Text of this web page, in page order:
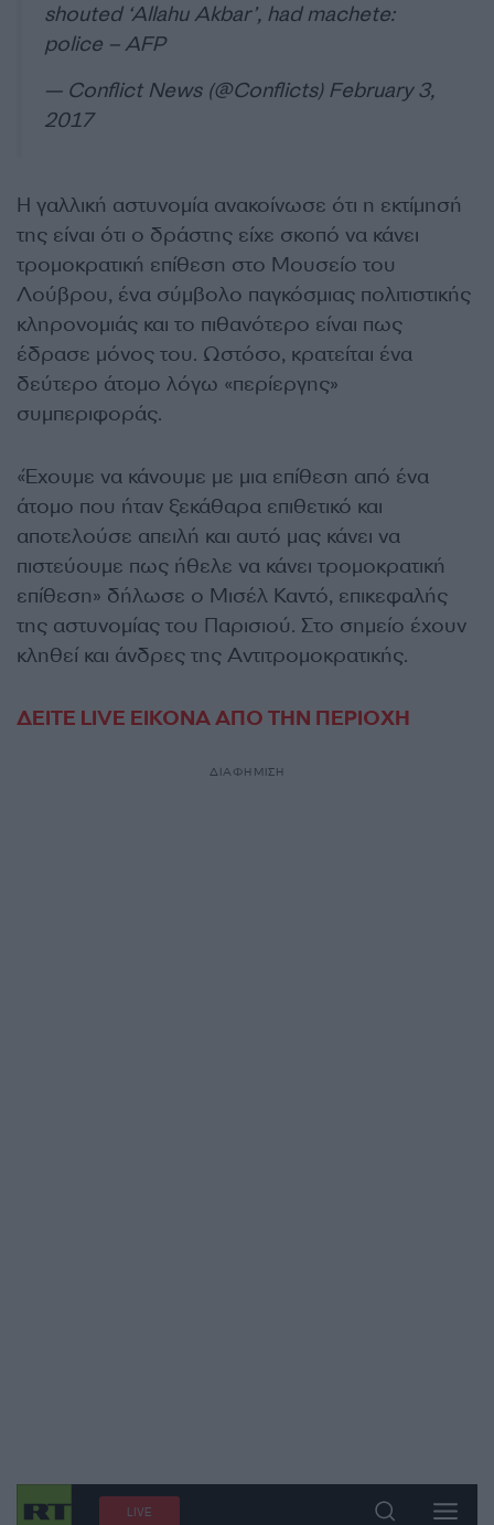
shouted ‘Allahu Akbar’, had machete:
police – AFP
— Conflict News (@Conflicts) February 3,
2017
Η γαλλική αστυνομία ανακοίνωσε ότι η εκτίμησή
της είναι ότι ο δράστης είχε σκοπό να κάνει
τρομοκρατική επίθεση στο Μουσείο του
Λούβρου, ένα σύμβολο παγκόσμιας πολιτιστικής
κληρονομιάς και το πιθανότερο είναι πως
έδρασε μόνος του. Ωστόσο, κρατείται ένα
δεύτερο άτομο λόγω «περίεργης»
συμπεριφοράς.
«Έχουμε να κάνουμε με μια επίθεση από ένα
άτομο που ήταν ξεκάθαρα επιθετικό και
αποτελούσε απειλή και αυτό μας κάνει να
πιστεύουμε πως ήθελε να κάνει τρομοκρατική
επίθεση» δήλωσε ο Μισέλ Καντό, επικεφαλής
της αστυνομίας του Παρισιού. Στο σημείο έχουν
κληθεί και άνδρες της Αντιτρομοκρατικής.
ΔΕΙΤΕ LIVE ΕΙΚΟΝΑ ΑΠΟ ΤΗΝ ΠΕΡΙΟΧΗ
ΔΙΑΦΗΜΙΣΗ